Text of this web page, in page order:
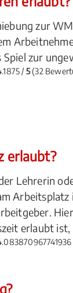
zur
Spiel zur
/ 5(32
erlaubt?
Lehrerin
erlaubt ist,